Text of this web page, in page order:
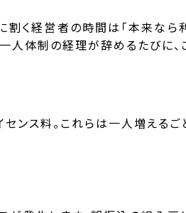
く経営者の時間は「本来なら
人体制の経理が辞めるたびに、
センス料。これらは一人増えるご